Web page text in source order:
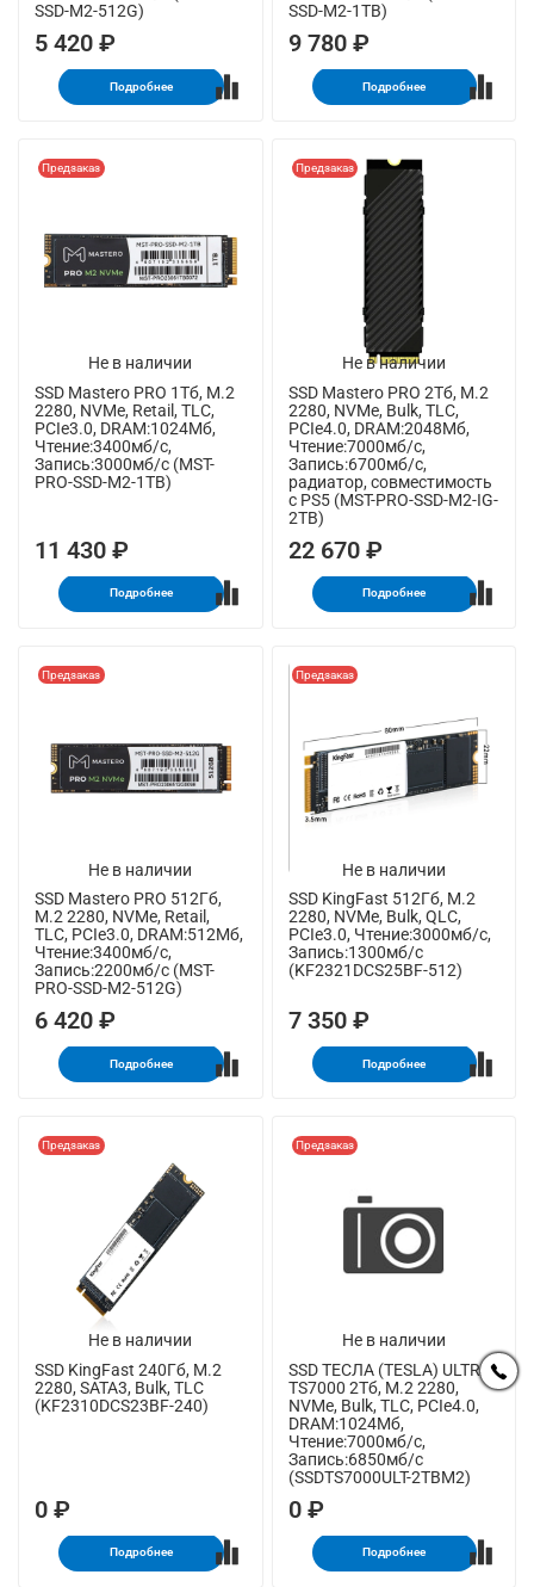
SSD-M2-512G)
5 420 ₽
Подробнее
SSD-M2-1TB)
9 780 ₽
Подробнее
Не в наличии
Предзаказ
SSD Mastero PRO 1Тб, M.2
2280, NVMe, Retail, TLC,
PCIe3.0, DRAM:1024Мб,
Чтение:3400мб/с,
Запись:3000мб/с (MST-
PRO-SSD-M2-1TB)
11 430 ₽
Подробнее
Не в наличии
Предзаказ
SSD Mastero PRO 2Тб, M.2
2280, NVMe, Bulk, TLC,
PCIe4.0, DRAM:2048Мб,
Чтение:7000мб/с,
Запись:6700мб/с,
радиатор, совместимость
с PS5 (MST-PRO-SSD-M2-IG-
2TB)
22 670 ₽
Подробнее
Не в наличии
Предзаказ
SSD Mastero PRO 512Гб,
M.2 2280, NVMe, Retail,
TLC, PCIe3.0, DRAM:512Мб,
Чтение:3400мб/с,
Запись:2200мб/с (MST-
PRO-SSD-M2-512G)
6 420 ₽
Подробнее
Не в наличии
Предзаказ
SSD KingFast 512Гб, M.2
2280, NVMe, Bulk, QLC,
PCIe3.0, Чтение:3000мб/с,
Запись:1300мб/с
(KF2321DCS25BF-512)
7 350 ₽
Подробнее
Не в наличии
Предзаказ
SSD KingFast 240Гб, M.2
2280, SATA3, Bulk, TLC
(KF2310DCS23BF-240)
0 ₽
Подробнее
Не в наличии
Предзаказ
SSD ТЕСЛА (TESLA) ULTRA
TS7000 2Тб, M.2 2280,
NVMe, Bulk, TLC, PCIe4.0,
DRAM:1024Мб,
Чтение:7000мб/с,
Запись:6850мб/с
(SSDTS7000ULT-2TBM2)
0 ₽
Подробнее